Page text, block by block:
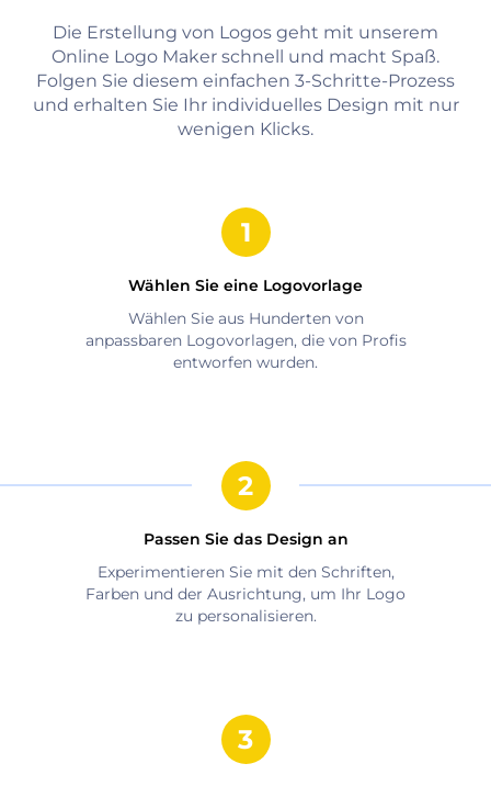
Die Erstellung von Logos geht mit unserem
Online Logo Maker schnell und macht Spaß.
Folgen Sie diesem einfachen 3-Schritte-Prozess
und erhalten Sie Ihr individuelles Design mit nur
wenigen Klicks.
Wählen Sie eine Logovorlage
Wählen Sie aus Hunderten von
anpassbaren Logovorlagen, die von Profis
entworfen wurden.
Passen Sie das Design an
Experimentieren Sie mit den Schriften,
Farben und der Ausrichtung, um Ihr Logo
zu personalisieren.